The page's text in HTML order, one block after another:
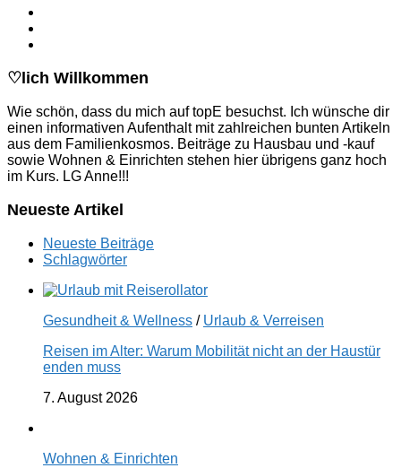
♡lich Willkommen
Wie schön, dass du mich auf topE besuchst. Ich wünsche dir
einen informativen Aufenthalt mit zahlreichen bunten Artikeln
aus dem Familienkosmos. Beiträge zu Hausbau und -kauf
sowie Wohnen & Einrichten stehen hier übrigens ganz hoch
im Kurs. LG Anne!!!
Neueste Artikel
Neueste Beiträge
Schlagwörter
Gesundheit & Wellness / Urlaub & Verreisen
Reisen im Alter: Warum Mobilität nicht an der Haustür
enden muss
7. August 2026
Wohnen & Einrichten